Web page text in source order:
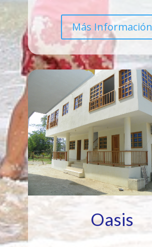
Más Información
Oasis